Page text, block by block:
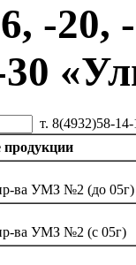
-20,
т. 8(4932)58-14-
ва УМЗ №2 (до 05г)
ва УМЗ №2 (с 05г)